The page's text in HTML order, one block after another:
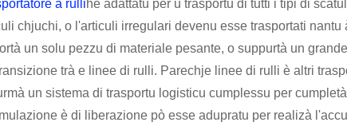
à rullihè adattatu per u trasportu di tutti i tipi di
chjuchi, o l'articuli irregulari devenu esse trasportati
un solu pezzu di materiale pesante, o suppurtà un
trà e linee di rulli. Parechje linee di rulli è altri
un sistema di trasportu logisticu cumplessu per
è di liberazione pò esse adupratu per realizà